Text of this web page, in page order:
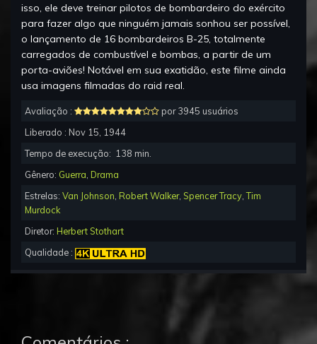
isso, ele deve treinar pilotos de bombardeiro do exército
para fazer algo que ninguém jamais sonhou ser possível,
o lançamento de 16 bombardeiros B-25, totalmente
carregados de combustível e bombas, a partir de um
porta-aviões! Notável em sua exatidão, este filme ainda
usa imagens filmadas do raid real.
Avaliação :
por 3945 usuários
Liberado : Nov 15, 1944
Tempo de execução: 138 min.
Gênero: Guerra Drama
Estrelas: Van Johnson Robert Walker, Spencer Tracy ,Tim
Murdock
Diretor: Herbert Stothart
Qualidade :